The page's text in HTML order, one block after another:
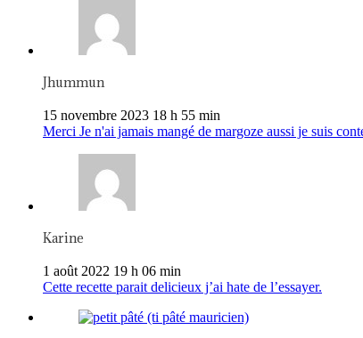
Jhummun
15 novembre 2023 18 h 55 min
Merci Je n'ai jamais mangé de margoze aussi je suis
Karine
1 août 2022 19 h 06 min
Cette recette parait delicieux j’ai hate de l’essayer.